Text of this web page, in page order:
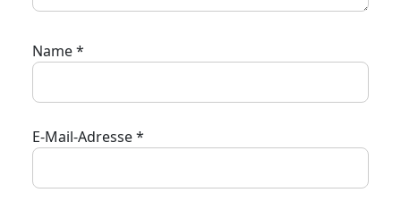
Name*
E-Mail-Adresse*